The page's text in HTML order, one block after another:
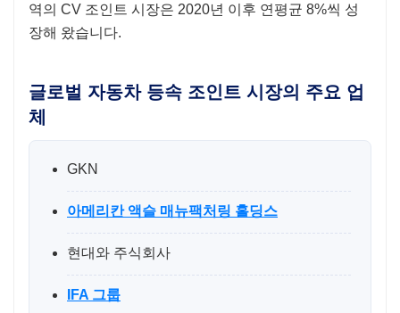
역의 CV 조인트 시장은 2020년 이후 연평균 8%씩 성
장해 왔습니다.
글로벌 자동차 등속 조인트 시장의 주요 업
체
GKN
아메리칸 액슬 매뉴팩처링 홀딩스
현대와 주식회사
IFA 그룹